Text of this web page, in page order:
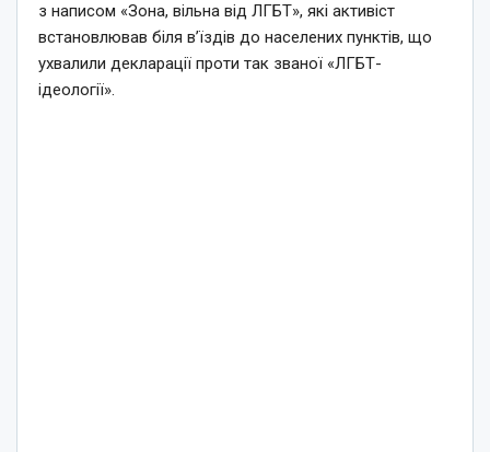
з написом «Зона, вільна від ЛГБТ», які активіст
встановлював біля в’їздів до населених пунктів, що
ухвалили декларації проти так званої «ЛГБТ-
ідеології».